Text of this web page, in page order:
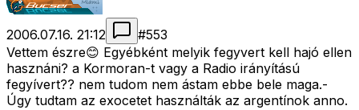
2006.07.16. 21:12 #553
Vettem észre😊 Egyébként melyik fegyvert kell hajó ellen
hasznáni? a Kormoran-t vagy a Radio irányítású
fegyívert?? nem tudom nem ástam ebbe bele maga.-
Úgy tudtam az exocetet használták az argentínok anno.